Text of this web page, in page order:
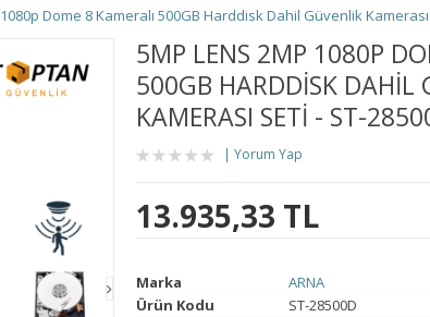
Dome 8 Kameralı 500GB Harddisk Dahil Güvenlik Kamerası
5MP LENS 2MP 1080P
500GB HARDDISK DAHIL
KAMERASI SETI - ST-
Yorum Yap
13.935,33 TL
Marka
ARNA
Ürün Kodu
ST-28500D